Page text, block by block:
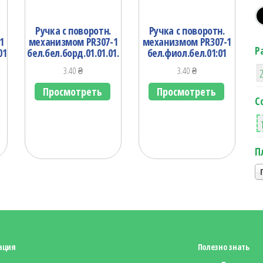
Ручка с поворотн.
механизмом PR307-1
бел.бел.борд.01.01.01.
3.40₴
Просмотреть
Ручка с поворотн.
механизмом PR307-1
бел.фиол.бел.01:01
3.40₴
Просмотреть
Полезно знать